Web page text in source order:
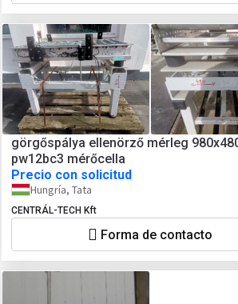
görgőspálya ellenörző mérleg
pw12bc3 mérőcella
Precio con solicitud
Hungría, Tata
CENTRÁL-TECH Kft
Forma de contacto